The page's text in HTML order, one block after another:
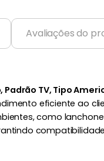
Avaliações do
TV, Tipo
eficiente ao
como